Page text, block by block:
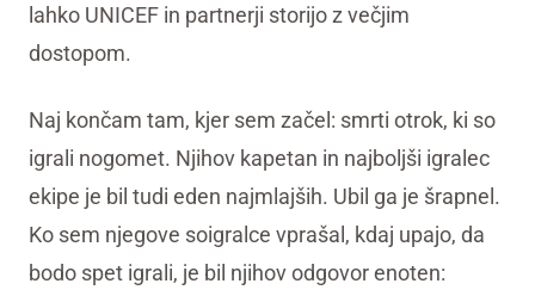
lahko UNICEF in partnerji storijo z večjim
dostopom.
Naj končam tam, kjer sem začel: smrti otrok, ki so
igrali nogomet. Njihov kapetan in najboljši igralec
ekipe je bil tudi eden najmlajših. Ubil ga je šrapnel.
Ko sem njegove soigralce vprašal, kdaj upajo, da
bodo spet igrali, je bil njihov odgovor enoten: